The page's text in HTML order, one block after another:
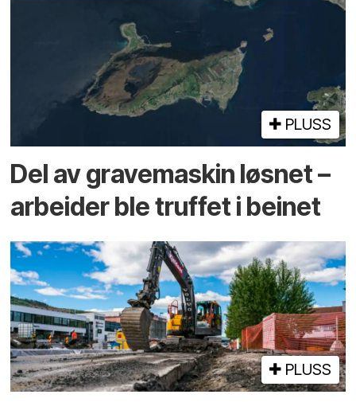
PLUSS
Del av grave­maskin løsnet –
arbeider ble truffet i beinet
PLUSS